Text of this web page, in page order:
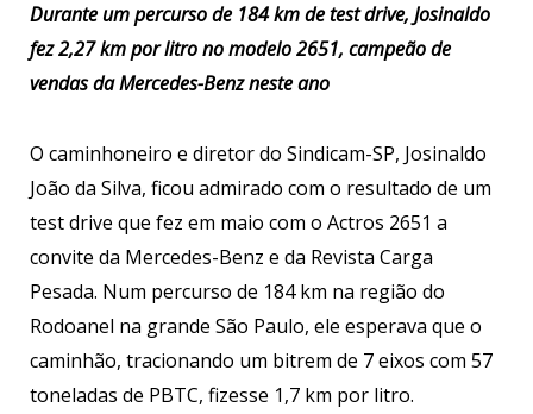
Durante um percurso de 184 km de test drive, Josinaldo
fez 2,27 km por litro no modelo 2651, campeão de
vendas da Mercedes-Benz neste ano
O caminhoneiro e diretor do Sindicam-SP, Josinaldo
João da Silva, ficou admirado com o resultado de um
test drive que fez em maio com o Actros 2651 a
convite da Mercedes-Benz e da Revista Carga
Pesada. Num percurso de 184 km na região do
Rodoanel na grande São Paulo, ele esperava que o
caminhão, tracionando um bitrem de 7 eixos com 57
toneladas de PBTC, fizesse 1,7 km por litro.